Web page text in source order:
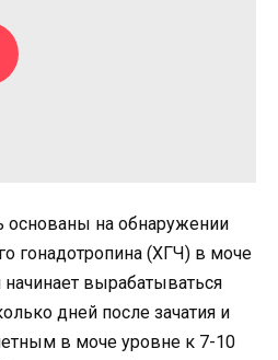
основаны на обнаружении
гонадотропина (ХГЧ) в моче
вырабатываться
дней после зачатия и
в моче уровне к 7-10